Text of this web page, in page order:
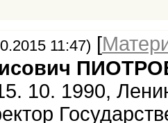
11:47) [
10. 1990,